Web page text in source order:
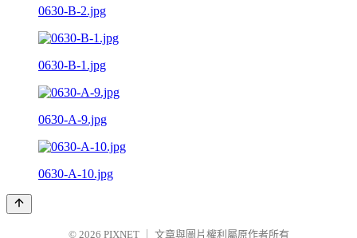
0630-B-2.jpg
0630-B-1.jpg
0630-A-9.jpg
0630-A-10.jpg
© 2026 PIXNET 文章與圖片權利屬原作者所有